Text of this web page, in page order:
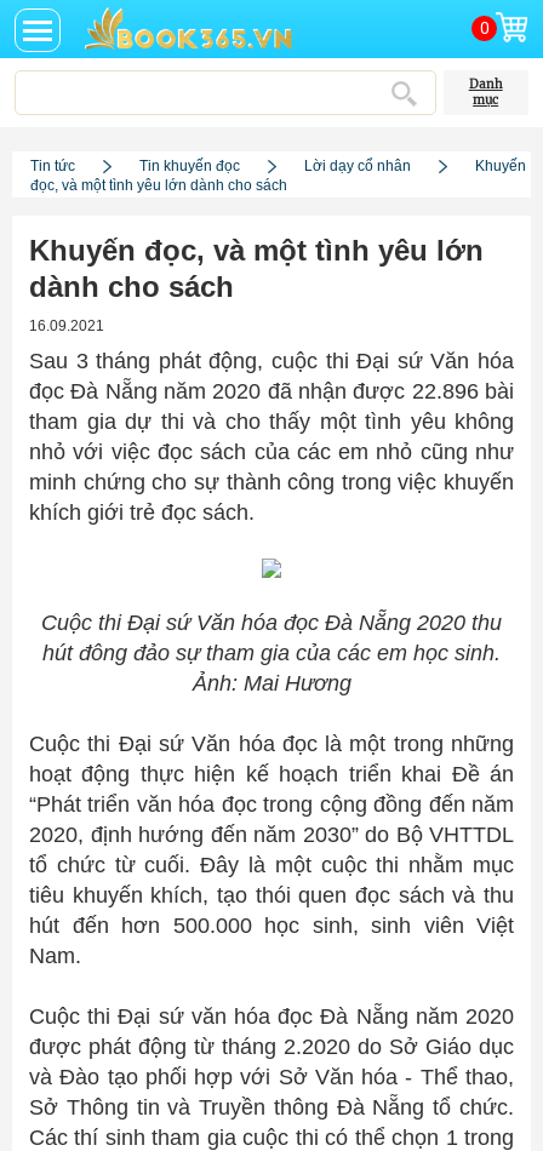
0
Danh
mục
Tin tức Tin khuyến đọc Lời dạy cổ nhân
Khuyến
đọc, và một tình yêu lớn dành cho sách
Khuyến đọc, và một tình yêu lớn
dành cho sách
16.09.2021
Sau 3 tháng phát động, cuộc thi Đại sứ Văn hóa
đọc Đà Nẵng năm 2020 đã nhận được 22.896 bài
tham gia dự thi và cho thấy một tình yêu không
nhỏ với việc đọc sách của các em nhỏ cũng như
minh chứng cho sự thành công trong việc khuyến
khích giới trẻ đọc sách.
Cuộc thi Đại sứ Văn hóa đọc Đà Nẵng 2020 thu
hút đông đảo sự tham gia của các em học sinh.
Ảnh: Mai Hương
Cuộc thi Đại sứ Văn hóa đọc là một trong những
hoạt động thực hiện kế hoạch triển khai Đề án
“Phát triển văn hóa đọc trong cộng đồng đến năm
2020, định hướng đến năm 2030” do Bộ VHTTDL
tổ chức từ cuối. Đây là một cuộc thi nhằm mục
tiêu khuyến khích, tạo thói quen đọc sách và thu
hút đến hơn 500.000 học sinh, sinh viên Việt
Nam.
Cuộc thi Đại sứ văn hóa đọc Đà Nẵng năm 2020
được phát động từ tháng 2.2020 do Sở Giáo dục
và Đào tạo phối hợp với Sở Văn hóa - Thể thao,
Sở Thông tin và Truyền thông Đà Nẵng tổ chức.
Các thí sinh tham gia cuộc thi có thể chọn 1 trong